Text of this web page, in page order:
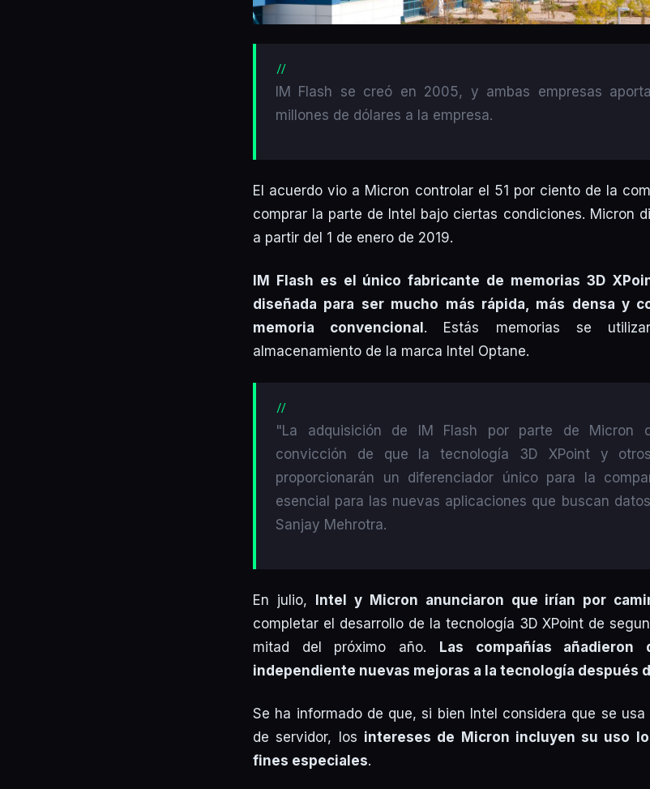
IM Flash se creó en 2005, y ambas empresas
millones de dólares a la empresa.
El acuerdo vio a Micron controlar el 51 por ciento de la
comprar la parte de Intel bajo ciertas condiciones. Micron
a partir del 1 de enero de 2019.
IM Flash es el único fabricante de memorias 3D
diseñada para ser mucho más rápida, más densa y
memoria convencional . Estás memorias se
almacenamiento de la marca Intel Optane.
"La adquisición de IM Flash por parte de Micron
convicción de que la tecnología 3D XPoint y
proporcionarán un diferenciador único para la
esencial para las nuevas aplicaciones que buscan
Sanjay Mehrotra.
En julio, Intel y Micron anunciaron que irían por
completar el desarrollo de la tecnología 3D XPoint de
mitad del próximo año.
Las compañías
independiente nuevas mejoras a la tecnología después
Se ha informado de que, si bien Intel considera que se
de servidor, los intereses de Micron incluyen su uso
fines especiales.